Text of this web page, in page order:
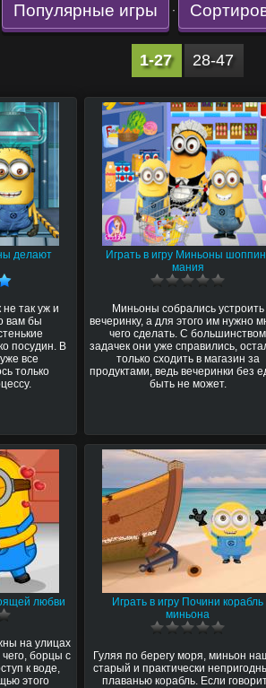
Популярные игры ·
1-27 28-47
делают
так уж и
вам бы
посудин. В
все
только
Играть в игру Миньоны
мания
Миньоны собрались устроить
вечеринку, а для этого им нужно
чего сделать. С большинством
задачек они уже справились,
только сходить в магазин за
продуктами, ведь вечеринки без
быть не может.
любви
на улицах
чего, борцы с
к воде,
этого
Играть в игру Почини корабль
миньона
Гуляя по берегу моря, миньон
старый и практически
плаванью корабль. Если